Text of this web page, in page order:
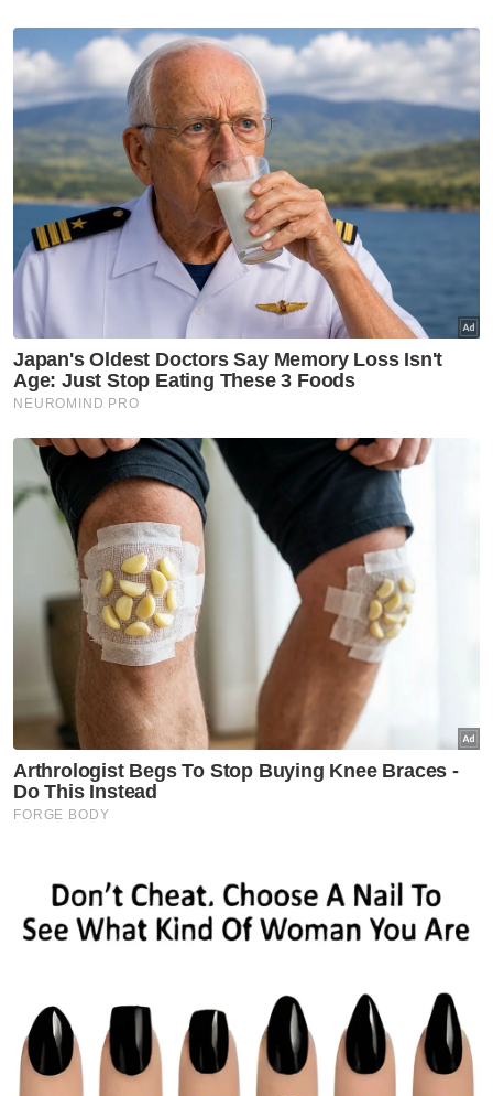
Parlimen, boleh salur terus
kepada rakyat - Fahmi
Politik
MPP PKR tolak peletakan
jawatan Nurul Izzah
Politik
Spekulasi Ahli Parlimen Subang
bakal kosongkan kerusi: ‘Tiada
maklumat setakat ini’ - Fahmi
Politik
Lima Ahli Parlimen PKR kecewa
MyKHAS Parlimen Ampang